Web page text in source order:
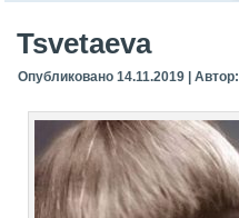
Tsvetaeva
Опубликовано 14.11.2019 |Автор: